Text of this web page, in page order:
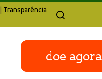
| Transparência
doe agora